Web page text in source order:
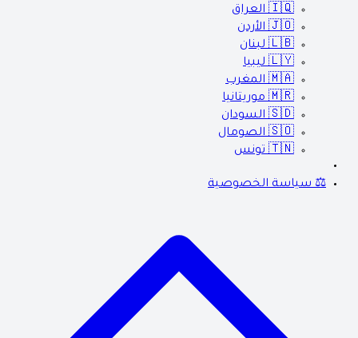
🇮🇶 العراق
🇯🇴 الأردن
🇱🇧 لبنان
🇱🇾 ليبيا
🇲🇦 المغرب
🇲🇷 موريتانيا
🇸🇩 السودان
🇸🇴 الصومال
🇹🇳 تونس
⚖️ سياسة الخصوصية